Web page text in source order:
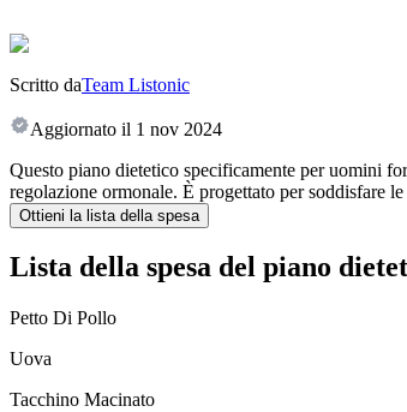
Scritto daTeam Listonic
Aggiornato il 1 nov 2024
Questo piano dietetico specificamente per uomini
regolazione ormonale. È progettato per soddisfare
Ottieni la lista della spesa
Lista della spesa del piano
Petto Di Pollo
Uova
Tacchino Macinato